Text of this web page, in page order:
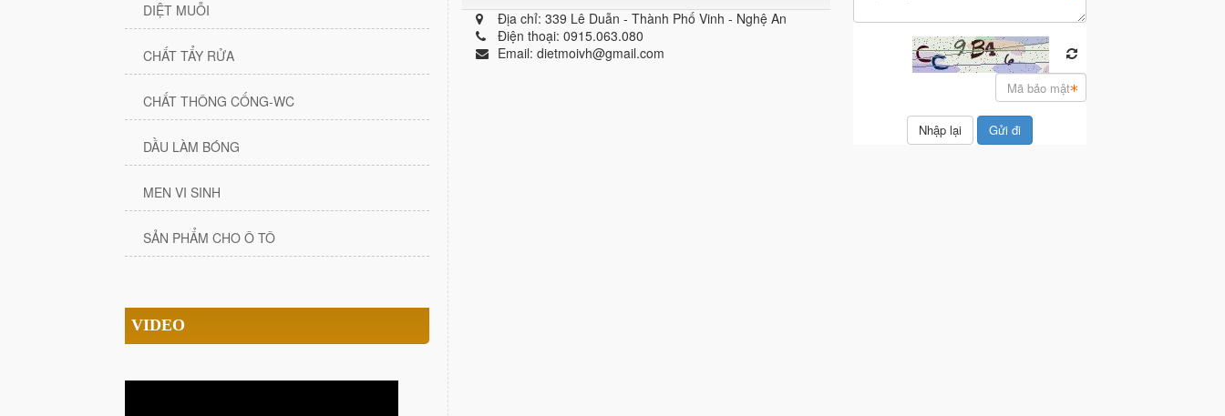
Địa chỉ: 339 Lê Duẫn - Thành Phố Vinh - Nghệ An
Điện thoại: 0915.063.080
Email: dietmoivh@gmail.com
DIỆT MUỖI
CHẤT TẨY RỬA
CHẤT THÔNG CỐNG-WC
DẦU LÀM BÓNG
MEN VI SINH
SẢN PHẨM CHO Ô TÔ
VIDEO